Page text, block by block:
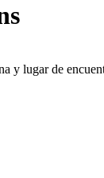
y lugar de